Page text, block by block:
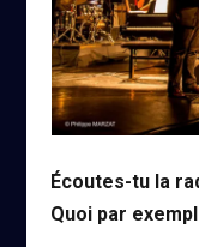
Écoutes-tu la
Quoi par